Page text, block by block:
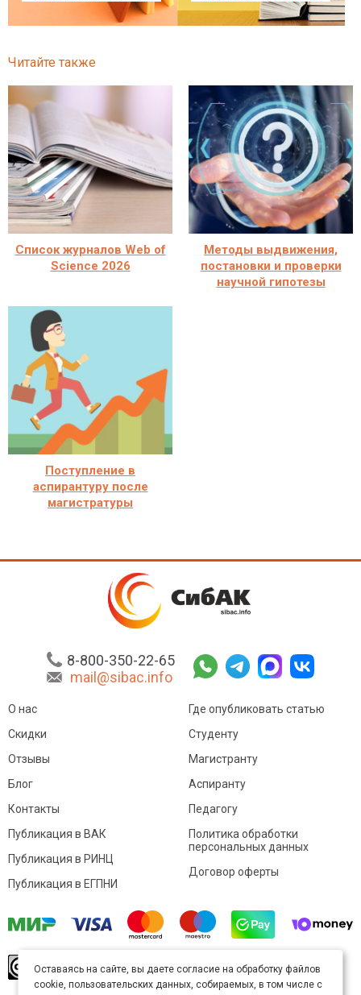
Читайте также
Список журналов Web of
Science 2026
Методы выдвижения,
постановки и проверки
научной гипотезы
Поступление в
аспирантуру после
магистратуры
8-800-350-22-65
mail@sibac.info
О нас
Скидки
Отзывы
Блог
Контакты
Где опубликовать статью
Студенту
Магистранту
Аспиранту
Педагогу
Публикация в ВАК
Публикация в РИНЦ
Публикация в ЕГПНИ
Политика обработки
персональных данных
Договор оферты
произведение доступно полицензии Creative
Commons «Attribution» («Атрибуция») 4.0
Оставаясь на сайте, вы даете согласие на обработку файлов
cookie, пользовательских данных, собираемых, в том числе с